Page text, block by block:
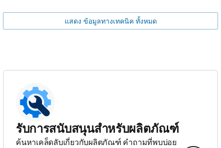
แสดง ข้อมูลทางเทคนิค ทั้งหมด
รับการสนับสนุนสำหรับผลิตภัณฑ์
ค้นหาเคล็ดลับเกี่ยวกับผลิตภัณฑ์ คำถามที่พบบ่อย